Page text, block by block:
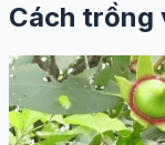
Cách trồng